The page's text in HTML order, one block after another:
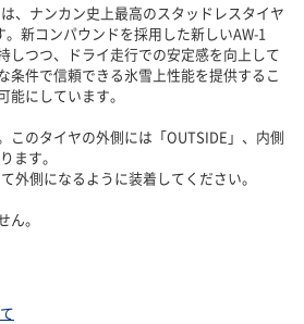
、ナンカン史上最高のスタッドレスタイヤ
。新コンパウンドを採用した新しいAW-1
しつつ、ドライ走行での安定感を向上して
条件で信頼できる氷雪上性能を提供するこ
能にしています。
のタイヤの外側には「OUTSIDE」、内側
ます。
外側になるように装着してください。
。